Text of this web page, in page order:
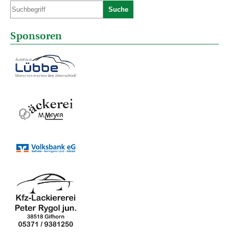
Suche
Sponsoren